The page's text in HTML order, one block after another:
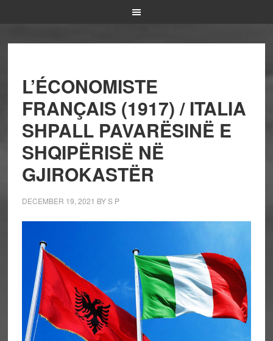
L’ÉCONOMISTE
FRANÇAIS (1917) / ITALIA
SHPALL PAVARËSINË E
SHQIPËRISË NË
GJIROKASTËR
DECEMBER 19, 2021 BYS P